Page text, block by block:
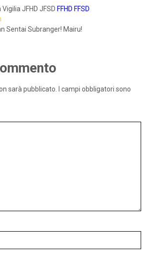
JFHD JFSD FFHD FFSD
Sentai Subranger! Mairu!
sarà pubblicato.
I campi obbligatori sono